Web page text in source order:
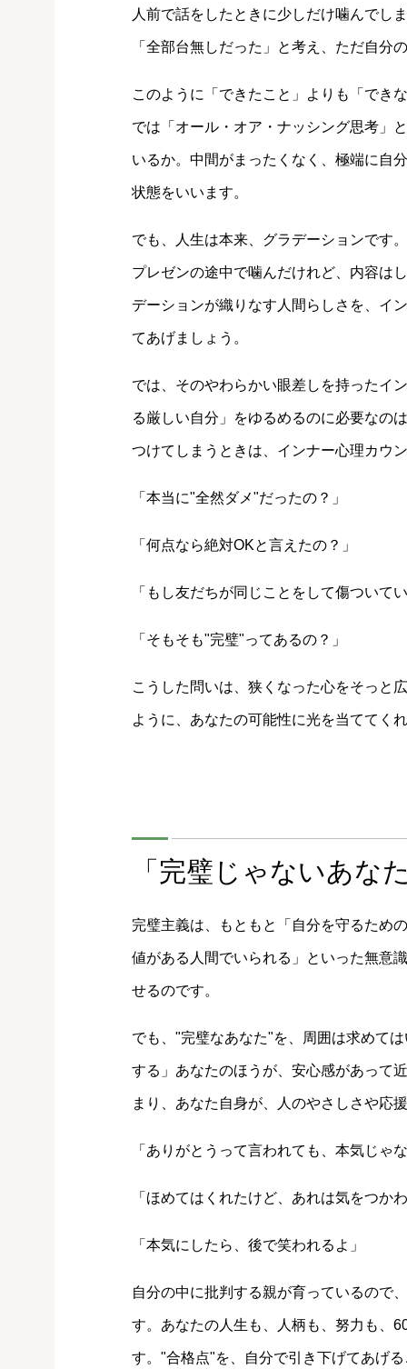
人前で話をしたときに少しだけ噛んでし
「全部台無しだった」と考え、ただ自分
このように「できたこと」よりも「でき
では「オール・オア・ナッシング思考」
いるか。中間がまったくなく、極端に自
状態をいいます。
でも、人生は本来、グラデーションです
プレゼンの途中で噛んだけれど、内容は
デーションが織りなす人間らしさを、イ
てあげましょう。
では、そのやわらかい眼差しを持ったイ
る厳しい自分」をゆるめるのに必要なの
つけてしまうときは、インナー心理カウ
「本当に"全然ダメ"だったの？」
「何点なら絶対OKと言えたの？」
「もし友だちが同じことをして傷ついて
「そもそも"完璧"ってあるの？」
こうした問いは、狭くなった心をそっと
ように、あなたの可能性に光を当ててく
「完璧じゃないあな
完璧主義は、もともと「自分を守るため
値がある人間でいられる」といった無意
せるのです。
でも、"完璧なあなた"を、周囲は求めて
する」あなたのほうが、安心感があって
まり、あなた自身が、人のやさしさや応
「ありがとうって言われても、本気じゃ
「ほめてはくれたけど、あれは気をつか
「本気にしたら、後で笑われるよ」
自分の中に批判する親が育っているので
す。あなたの人生も、人柄も、努力も、
す。"合格点"を、自分で引き下げてあげ